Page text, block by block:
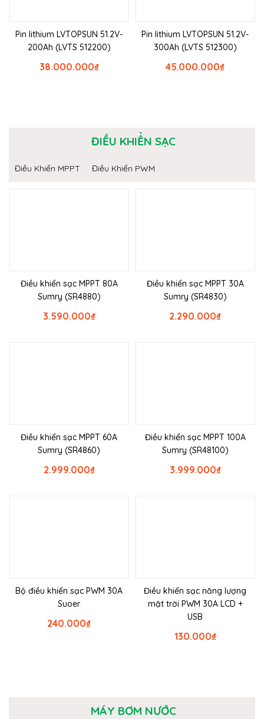
Pin lithium LVTOPSUN 51.2V-
200Ah (LVTS 512200)
₫
38.000.000
Pin lithium LVTOPSUN 51.2V-
300Ah (LVTS 512300)
₫
45.000.000
ĐIỀU KHIỂN SẠC
Điều Khiển MPPT Điều Khiển PWM
Điều khiển sạc MPPT 80A
Sumry (SR4880)
₫
3.590.000
Điều khiển sạc MPPT 30A
Sumry (SR4830)
₫
2.290.000
Điều khiển sạc MPPT 60A
Sumry (SR4860)
₫
2.999.000
Điều khiển sạc MPPT 100A
Sumry (SR48100)
₫
3.999.000
Bộ điều khiển sạc PWM 30A
Suoer
₫
240.000
Điều khiển sạc năng lượng
mặt trời PWM 30A LCD +
USB
₫
130.000
MÁY BƠM NƯỚC